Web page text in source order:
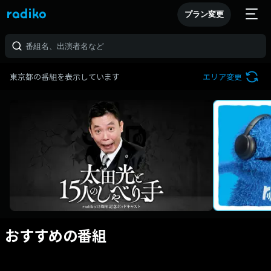
プラン変更
東京都の番組を表示しています エリア変更
おすすめの番組